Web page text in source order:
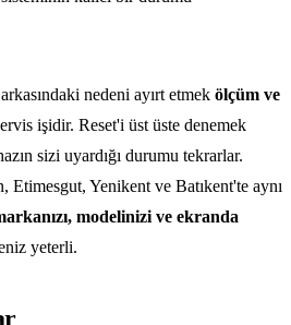
nedeni ayırt etmek ölçüm ve
işidir. Reset'i üst üste denemek
sizi uyardığı durumu tekrarlar.
Etimesgut, Yenikent ve Batıkent'te aynı
modelinizi ve ekranda
yeterli.